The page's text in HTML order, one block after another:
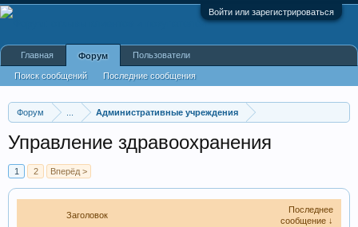
Войти или зарегистрироваться
Форум Административные учреждения
Управление здравоохранения
1 2 Вперёд >
Заголовок
Последнее
сообщение ↓
Главная Форум
Поиск сообщений Последние сообщения
Пользователи